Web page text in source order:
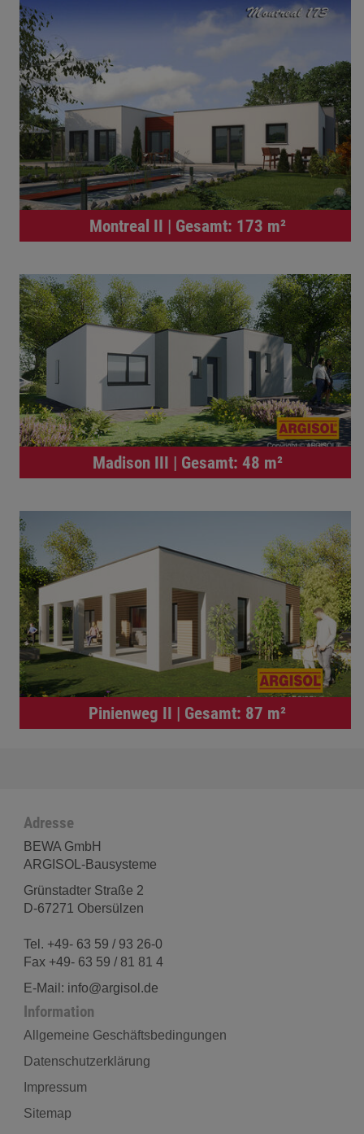
Montreal II | Gesamt: 173 m²
Madison III | Gesamt: 48 m²
Pinienweg II | Gesamt: 87 m²
Adresse
BEWA GmbH
ARGISOL-Bausysteme
Grünstadter Straße 2
D-67271 Obersülzen
Tel. +49- 63 59 / 93 26-0
Fax +49- 63 59 / 81 81 4
E-Mail: info@argisol.de
Information
Allgemeine Geschäftsbedingungen
Datenschutzerklärung
Impressum
Sitemap